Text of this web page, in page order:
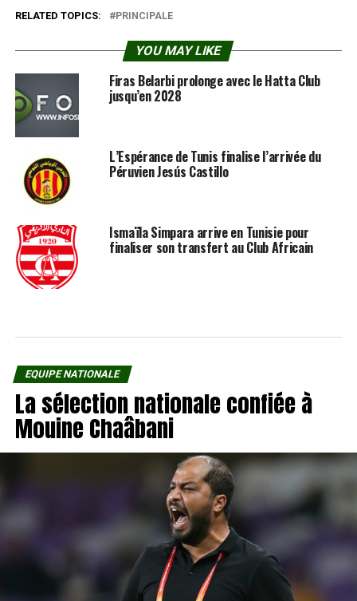
RELATED TOPICS: PRINCIPALE
YOU MAY LIKE
Firas Belarbi prolonge avec le Hatta Club
jusqu’en 2028
L’Espérance de Tunis finalise l’arrivée du
Péruvien Jesús Castillo
Ismaïla Simpara arrive en Tunisie pour
finaliser son transfert au Club Africain
EQUIPE NATIONALE
La sélection nationale confiée à
Mouine Chaâbani